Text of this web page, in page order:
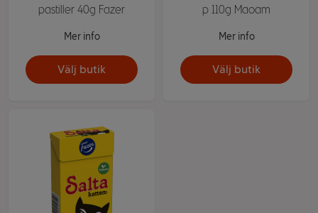
pastiller 40g Fazer
Mer info
Välj butik
p 110g Maoam
Mer info
Välj butik